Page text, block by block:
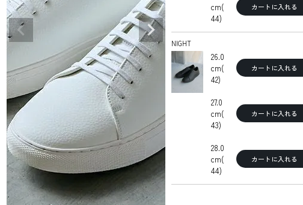
cm(
44)
カートに入れる
NIGHT
26.0
cm(
42)
カートに入れる
27.0
cm(
43)
カートに入れる
28.0
cm(
44)
カートに入れる